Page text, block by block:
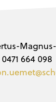
Magnus-
664 098